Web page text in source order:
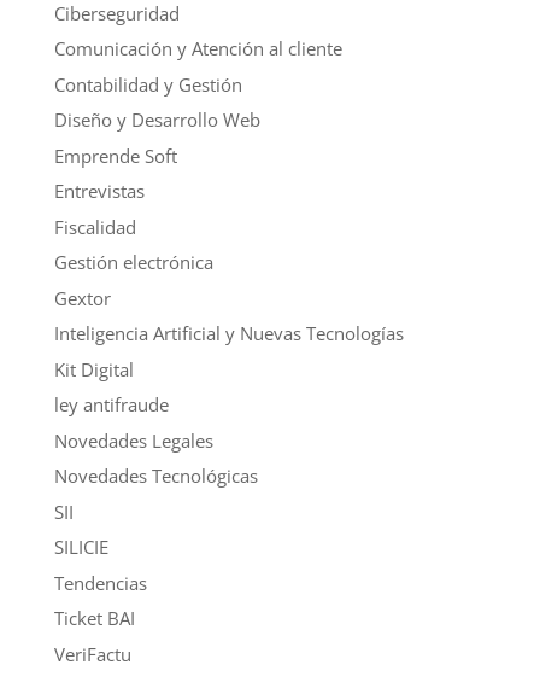
Ciberseguridad
Comunicación y Atención al cliente
Contabilidad y Gestión
Diseño y Desarrollo Web
Emprende Soft
Entrevistas
Fiscalidad
Gestión electrónica
Gextor
Inteligencia Artificial y Nuevas Tecnologías
Kit Digital
ley antifraude
Novedades Legales
Novedades Tecnológicas
SII
SILICIE
Tendencias
Ticket BAI
VeriFactu